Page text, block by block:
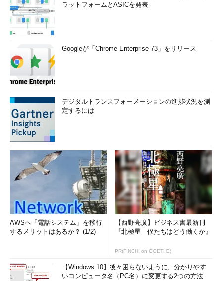
ラットフォームとASICを発表
Googleが「Chrome Enterprise 73」をリリース
デジタルトランスフォーメーションの進捗状況を測
定するには
AWSへ「電話システム」を移行
するメリットはあるか？ (1/2)
【西野亮廣】ビジネス書最新刊
『北極星 僕たちはどう働くか』
PR(FINCHI on GOETHE)
【Windows 10】後々困らないように、分かりやす
いコンピュータ名（PC名）に変更する2つの方法